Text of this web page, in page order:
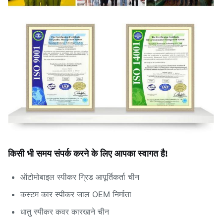
किसी भी समय संपर्क करने के लिए आपका स्वागत है!
ऑटोमोबाइल स्पीकर ग्रिड आपूर्तिकर्ता चीन
कस्टम कार स्पीकर जाल OEM निर्माता
धातु स्पीकर कवर कारखाने चीन